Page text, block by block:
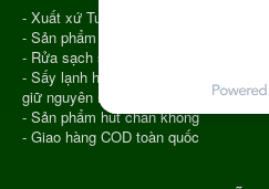
- Xuất xứ Tu Mơ Rông Kon Tum
- Sản phẩm được chọn phẩm chất tốt
- Rửa sạch sau đó cho vào Sấy Lạnh
- Sấy lạnh hiện nay là công nghệ hiện
giữ nguyên màu sắc, hương vị, chất
- Sản phẩm hút chân không
- Giao hàng COD toàn quốc